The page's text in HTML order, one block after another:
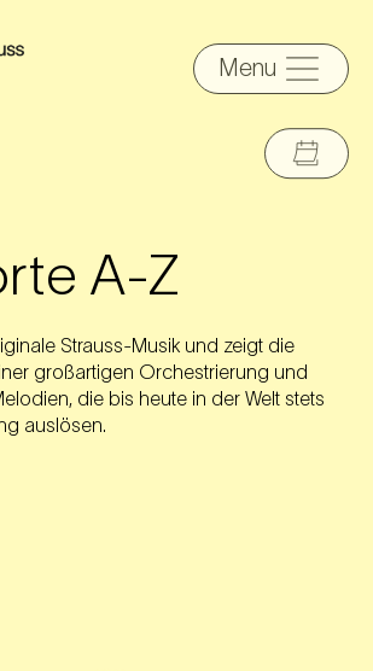
Menu
A-Z
Strauss-Musik und zeigt die
großartigen Orchestrierung und
die bis heute in der Welt stets
auslösen.